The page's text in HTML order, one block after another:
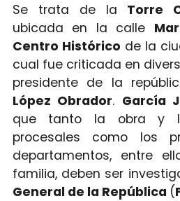
Se trata de la Torre
ubicada en la calle
Centro Histórico de la
cual fue criticada en
presidente de la
López Obrador. García
que tanto la obra y
procesales como los
departamentos, entre
familia, deben ser
General de la República (